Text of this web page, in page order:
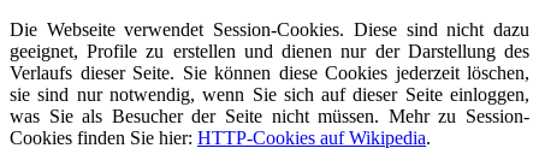
Die Webseite verwendet Session-Cookies. Diese sind nicht dazu
geeignet, Profile zu erstellen und dienen nur der Darstellung des
Verlaufs dieser Seite. Sie können diese Cookies jederzeit löschen,
sie sind nur notwendig, wenn Sie sich auf dieser Seite einloggen,
was Sie als Besucher der Seite nicht müssen. Mehr zu Session-
Cookies finden Sie hier: HTTP-Cookies auf Wikipedia.